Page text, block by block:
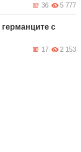
5 777
36
с
2 153
17